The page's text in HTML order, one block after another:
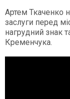
Артем Ткаченко
заслуги перед
нагрудний знак
Кременчука.